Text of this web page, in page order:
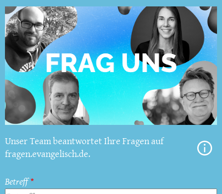
Unser Team beantwortet Ihre Fragen auf
fragen.evangelisch.de.
Betreff